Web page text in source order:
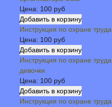
Цена: 100 руб
Инструкция по охране
Цена: 100 руб
Инструкция по охране
девочки
Цена: 100 руб
Инструкция по охране